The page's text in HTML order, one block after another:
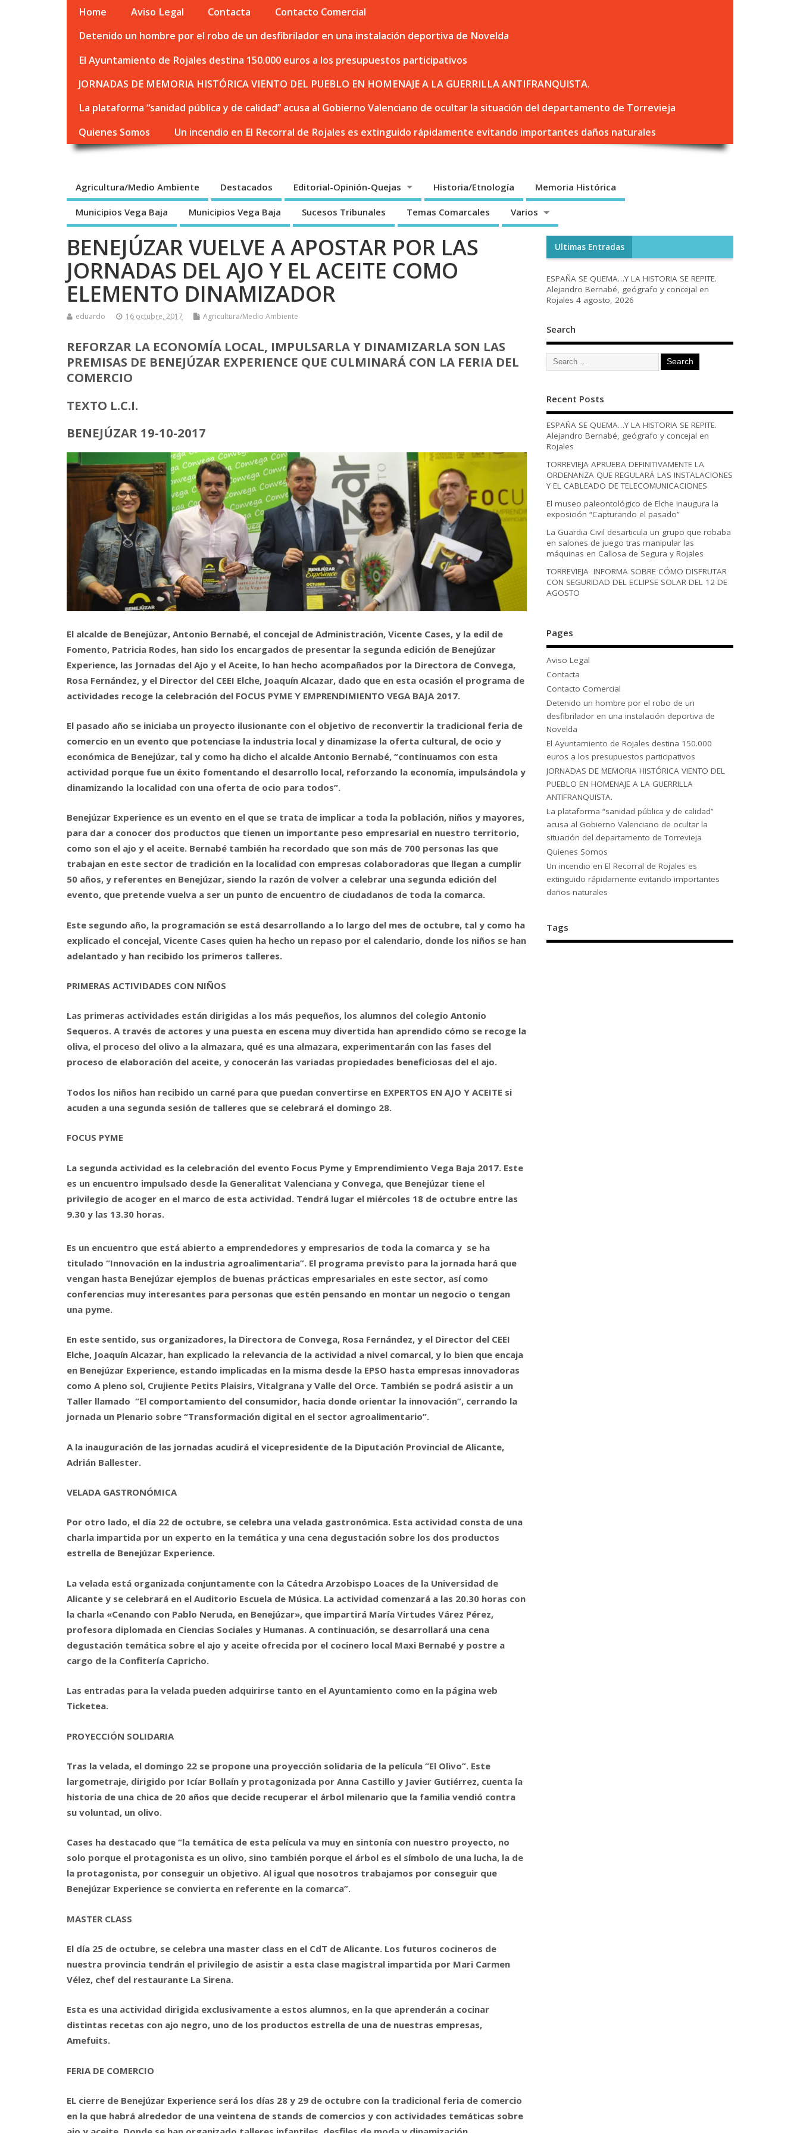
Home Aviso Legal Contacta
Contacto Comercial
Detenido un hombre por el robo de un desfibrilador en una instalación deportiva de Novelda
El Ayuntamiento de Rojales destina 150.000 euros a los presupuestos participativos
JORNADAS DE MEMORIA HISTÓRICA VIENTO DEL PUEBLO EN HOMENAJE A LA GUERRILLA ANTIFRANQUISTA.
La plataforma “sanidad pública y de calidad” acusa al Gobierno Valenciano de ocultar la situación del departamento de Torrevieja
Quienes Somos
Un incendio en El Recorral de Rojales es extinguido rápidamente evitando importantes daños naturales
Agricultura/Medio Ambiente Destacados Editorial-Opinión-Quejas Historia/Etnología Memoria Histórica
Municipios Vega Baja Municipios Vega Baja Sucesos Tribunales Temas Comarcales Varios
BENEJÚZAR VUELVE A APOSTAR POR LAS
JORNADAS DEL AJO Y EL ACEITE COMO
ELEMENTO DINAMIZADOR
eduardo 16 octubre, 2017 Agricultura/Medio Ambiente
REFORZAR LA ECONOMÍA LOCAL, IMPULSARLA Y DINAMIZARLA SON LAS
PREMISAS DE BENEJÚZAR EXPERIENCE QUE CULMINARÁ CON LA FERIA DEL
COMERCIO
TEXTO L.C.I.
BENEJÚZAR 19-10-2017
El alcalde de Benejúzar, Antonio Bernabé, el concejal de Administración, Vicente Cases, y la edil de
Fomento, Patricia Rodes, han sido los encargados de presentar la segunda edición de Benejúzar
Experience, las Jornadas del Ajo y el Aceite, lo han hecho acompañados por la Directora de Convega,
Rosa Fernández, y el Director del CEEI Elche, Joaquín Alcazar, dado que en esta ocasión el programa de
actividades recoge la celebración del FOCUS PYME Y EMPRENDIMIENTO VEGA BAJA 2017.
El pasado año se iniciaba un proyecto ilusionante con el objetivo de reconvertir la tradicional feria de
comercio en un evento que potenciase la industria local y dinamizase la oferta cultural, de ocio y
económica de Benejúzar, tal y como ha dicho el alcalde Antonio Bernabé, “continuamos con esta
actividad porque fue un éxito fomentando el desarrollo local, reforzando la economía, impulsándola y
dinamizando la localidad con una oferta de ocio para todos”.
Benejúzar Experience es un evento en el que se trata de implicar a toda la población, niños y mayores,
para dar a conocer dos productos que tienen un importante peso empresarial en nuestro territorio,
como son el ajo y el aceite. Bernabé también ha recordado que son más de 700 personas las que
trabajan en este sector de tradición en la localidad con empresas colaboradoras que llegan a cumplir
50 años, y referentes en Benejúzar, siendo la razón de volver a celebrar una segunda edición del
evento, que pretende vuelva a ser un punto de encuentro de ciudadanos de toda la comarca.
Este segundo año, la programación se está desarrollando a lo largo del mes de octubre, tal y como ha
explicado el concejal, Vicente Cases quien ha hecho un repaso por el calendario, donde los niños se han
adelantado y han recibido los primeros talleres.
PRIMERAS ACTIVIDADES CON NIÑOS
Las primeras actividades están dirigidas a los más pequeños, los alumnos del colegio Antonio
Sequeros. A través de actores y una puesta en escena muy divertida han aprendido cómo se recoge la
oliva, el proceso del olivo a la almazara, qué es una almazara, experimentarán con las fases del
proceso de elaboración del aceite, y conocerán las variadas propiedades beneficiosas del el ajo.
Todos los niños han recibido un carné para que puedan convertirse en EXPERTOS EN AJO Y ACEITE si
acuden a una segunda sesión de talleres que se celebrará el domingo 28.
FOCUS PYME
La segunda actividad es la celebración del evento Focus Pyme y Emprendimiento Vega Baja 2017. Este
es un encuentro impulsado desde la Generalitat Valenciana y Convega, que Benejúzar tiene el
privilegio de acoger en el marco de esta actividad. Tendrá lugar el miércoles 18 de octubre entre las
9.30 y las 13.30 horas.
Es un encuentro que está abierto a emprendedores y empresarios de toda la comarca y se ha
titulado “Innovación en la industria agroalimentaria”. El programa previsto para la jornada hará que
vengan hasta Benejúzar ejemplos de buenas prácticas empresariales en este sector, así como
conferencias muy interesantes para personas que estén pensando en montar un negocio o tengan
una pyme.
En este sentido, sus organizadores, la Directora de Convega, Rosa Fernández, y el Director del CEEI
Elche, Joaquín Alcazar, han explicado la relevancia de la actividad a nivel comarcal, y lo bien que encaja
en Benejúzar Experience, estando implicadas en la misma desde la EPSO hasta empresas innovadoras
como A pleno sol, Crujiente Petits Plaisirs, Vitalgrana y Valle del Orce. También se podrá asistir a un
Taller llamado “El comportamiento del consumidor, hacia donde orientar la innovación”, cerrando la
jornada un Plenario sobre “Transformación digital en el sector agroalimentario”.
A la inauguración de las jornadas acudirá el vicepresidente de la Diputación Provincial de Alicante,
Adrián Ballester.
VELADA GASTRONÓMICA
Por otro lado, el día 22 de octubre, se celebra una velada gastronómica. Esta actividad consta de una
charla impartida por un experto en la temática y una cena degustación sobre los dos productos
estrella de Benejúzar Experience.
La velada está organizada conjuntamente con la Cátedra Arzobispo Loaces de la Universidad de
Alicante y se celebrará en el Auditorio Escuela de Música. La actividad comenzará a las 20.30 horas con
la charla «Cenando con Pablo Neruda, en Benejúzar», que impartirá María Virtudes Várez Pérez,
profesora diplomada en Ciencias Sociales y Humanas. A continuación, se desarrollará una cena
degustación temática sobre el ajo y aceite ofrecida por el cocinero local Maxi Bernabé y postre a
cargo de la Confitería Capricho.
Las entradas para la velada pueden adquirirse tanto en el Ayuntamiento como en la página web
Ticketea.
PROYECCIÓN SOLIDARIA
Tras la velada, el domingo 22 se propone una proyección solidaria de la película “El Olivo”. Este
largometraje, dirigido por Icíar Bollaín y protagonizada por Anna Castillo y Javier Gutiérrez, cuenta la
historia de una chica de 20 años que decide recuperar el árbol milenario que la familia vendió contra
su voluntad, un olivo.
Cases ha destacado que “la temática de esta película va muy en sintonía con nuestro proyecto, no
solo porque el protagonista es un olivo, sino también porque el árbol es el símbolo de una lucha, la de
la protagonista, por conseguir un objetivo. Al igual que nosotros trabajamos por conseguir que
Benejúzar Experience se convierta en referente en la comarca”.
MASTER CLASS
El día 25 de octubre, se celebra una master class en el CdT de Alicante. Los futuros cocineros de
nuestra provincia tendrán el privilegio de asistir a esta clase magistral impartida por Mari Carmen
Vélez, chef del restaurante La Sirena.
Esta es una actividad dirigida exclusivamente a estos alumnos, en la que aprenderán a cocinar
distintas recetas con ajo negro, uno de los productos estrella de una de nuestras empresas,
Amefuits.
FERIA DE COMERCIO
EL cierre de Benejúzar Experience será los días 28 y 29 de octubre con la tradicional feria de comercio
en la que habrá alrededor de una veintena de stands de comercios y con actividades temáticas sobre
Ultimas Entradas
ESPAÑA SE QUEMA…Y LA HISTORIA SE REPITE.
Alejandro Bernabé, geógrafo y concejal en
Rojales 4 agosto, 2026
Search
Recent Posts
ESPAÑA SE QUEMA…Y LA HISTORIA SE REPITE.
Alejandro Bernabé, geógrafo y concejal en
Rojales
TORREVIEJA APRUEBA DEFINITIVAMENTE LA
ORDENANZA QUE REGULARÁ LAS INSTALACIONES
Y EL CABLEADO DE TELECOMUNICACIONES
El museo paleontológico de Elche inaugura la
exposición “Capturando el pasado”
La Guardia Civil desarticula un grupo que robaba
en salones de juego tras manipular las
máquinas en Callosa de Segura y Rojales
TORREVIEJA INFORMA SOBRE CÓMO DISFRUTAR
CON SEGURIDAD DEL ECLIPSE SOLAR DEL 12 DE
AGOSTO
Pages
Aviso Legal
Contacta
Contacto Comercial
Detenido un hombre por el robo de un
desfibrilador en una instalación deportiva de
Novelda
El Ayuntamiento de Rojales destina 150.000
euros a los presupuestos participativos
JORNADAS DE MEMORIA HISTÓRICA VIENTO DEL
PUEBLO EN HOMENAJE A LA GUERRILLA
ANTIFRANQUISTA.
La plataforma “sanidad pública y de calidad”
acusa al Gobierno Valenciano de ocultar la
situación del departamento de Torrevieja
Quienes Somos
Un incendio en El Recorral de Rojales es
extinguido rápidamente evitando importantes
daños naturales
Tags